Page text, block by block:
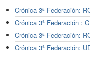
Crónica 3ª Federación:
Crónica 3ª Federación :
Crónica 3ª Federación:
Crónica 3ª Federación: